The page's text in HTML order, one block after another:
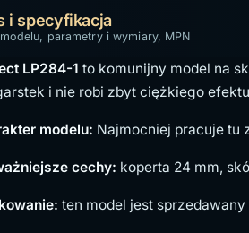
i specyfikacja
parametry i wymiary, MPN
LP284-1 to komunijny model na
i nie robi zbyt ciężkiego
modelu: Najmocniej pracuje tu
cechy: koperta 24 mm,
ten model jest